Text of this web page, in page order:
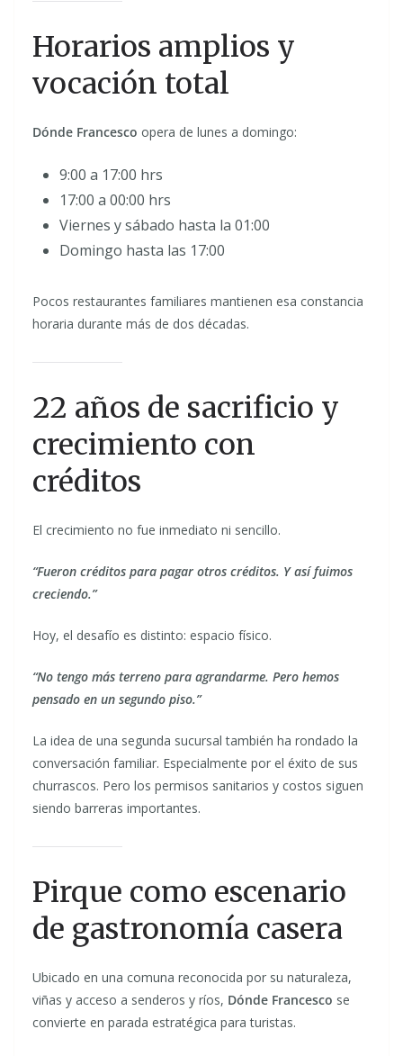
Horarios amplios y
vocación total
Dónde Francesco opera de lunes a domingo:
9:00 a 17:00 hrs
17:00 a 00:00 hrs
Viernes y sábado hasta la 01:00
Domingo hasta las 17:00
Pocos restaurantes familiares mantienen esa constancia
horaria durante más de dos décadas.
22 años de sacrificio y
crecimiento con
créditos
El crecimiento no fue inmediato ni sencillo.
“Fueron créditos para pagar otros créditos. Y así fuimos
creciendo.”
Hoy, el desafío es distinto: espacio físico.
“No tengo más terreno para agrandarme. Pero hemos
pensado en un segundo piso.”
La idea de una segunda sucursal también ha rondado la
conversación familiar. Especialmente por el éxito de sus
churrascos. Pero los permisos sanitarios y costos siguen
siendo barreras importantes.
Pirque como escenario
de gastronomía casera
Ubicado en una comuna reconocida por su naturaleza,
viñas y acceso a senderos y ríos, Dónde Francesco se
convierte en parada estratégica para turistas.